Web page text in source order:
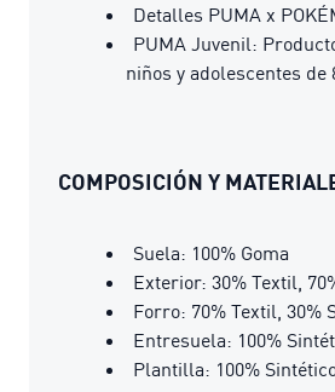
Detalles PUMA x
PUMA Juvenil:
niños y adolescentes de
COMPOSICIÓN Y
Suela: 100% Goma
Exterior: 30% Textil,
Forro: 70% Textil, 30%
Entresuela: 100%
Plantilla: 100%